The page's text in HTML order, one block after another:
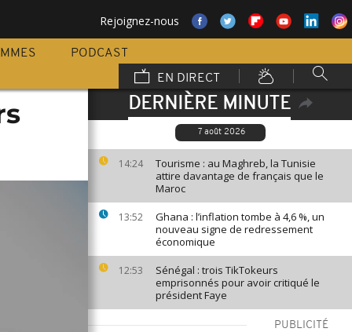
Rejoignez-nous
PODCAST
EN DIRECT
DERNIÈRE MINUTE
7 août 2026
14:24
Tourisme : au Maghreb, la Tunisie
attire davantage de français que le
Maroc
13:52
Ghana : l’inflation tombe à 4,6 %, un
nouveau signe de redressement
économique
12:53
Sénégal : trois TikTokeurs
emprisonnés pour avoir critiqué le
président Faye
PUBLICITÉ